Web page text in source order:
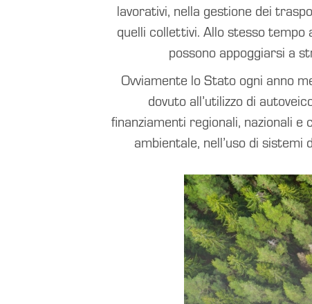
lavorativi, nella gestione dei
quelli collettivi. Allo stesso
possono appoggiarsi a
Ovviamente lo Stato ogni anno
dovuto all’utilizzo di
finanziamenti regionali, nazionali
ambientale, nell’uso di